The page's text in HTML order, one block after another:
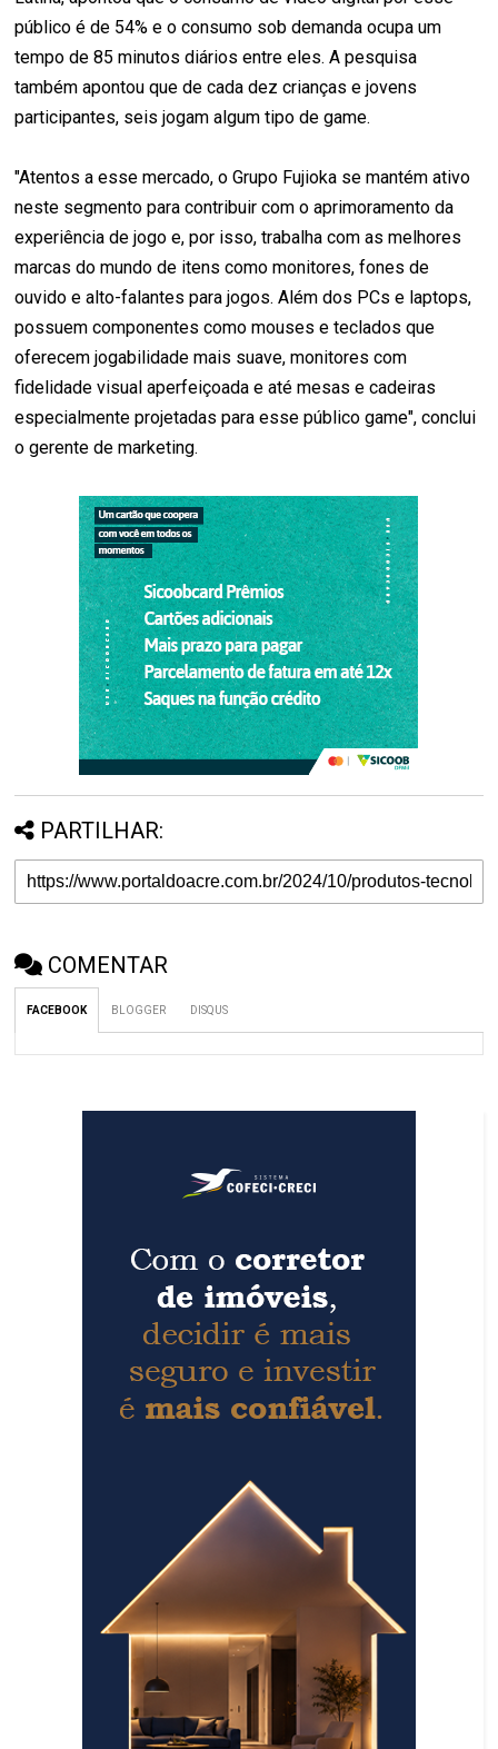
público é de 54% e o consumo sob demanda ocupa um
tempo de 85 minutos diários entre eles. A pesquisa
também apontou que de cada dez crianças e jovens
participantes, seis jogam algum tipo de game.
"Atentos a esse mercado, o Grupo Fujioka se mantém ativo
neste segmento para contribuir com o aprimoramento da
experiência de jogo e, por isso, trabalha com as melhores
marcas do mundo de itens como monitores, fones de
ouvido e alto-falantes para jogos. Além dos PCs e laptops,
possuem componentes como mouses e teclados que
oferecem jogabilidade mais suave, monitores com
fidelidade visual aperfeiçoada e até mesas e cadeiras
especialmente projetadas para esse público game", conclui
o gerente de marketing.
PARTILHAR:
COMENTAR
FACEBOOK BLOGGER DISQUS